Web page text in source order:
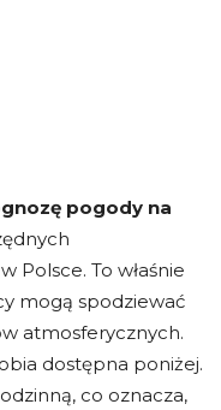
pogody na
Polsce. To właśnie
mogą spodziewać
atmosferycznych.
dostępna poniżej.
co oznacza,